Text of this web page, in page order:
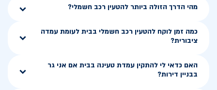
מהי הדרך הזולה ביותר להטעין רכב חשמלי?
כמה זמן לוקח להטעין רכב חשמלי בבית לעומת עמדה
ציבורית?
האם כדאי לי להתקין עמדת טעינה בבית אם אני גר
בבניין דירות?